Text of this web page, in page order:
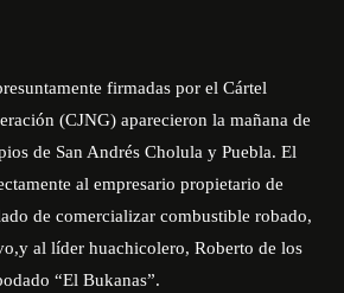
firmadas por el Cártel
(CJNG) aparecieron la mañana de
de San Andrés Cholula y Puebla. El
al empresario propietario de
de comercializar combustible robado,
al líder huachicolero, Roberto de los
“El Bukanas”.